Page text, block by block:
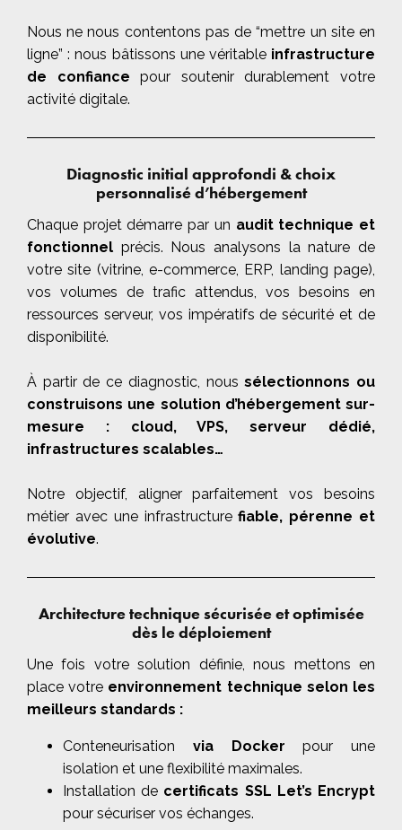
Nous ne nous contentons pas de “mettre un site en
ligne” : nous bâtissons une véritable infrastructure
de confiance pour soutenir durablement votre
activité digitale.
Diagnostic initial approfondi & choix
personnalisé d’hébergement
Chaque projet démarre par un audit technique et
fonctionnel précis. Nous analysons la nature de
votre site (vitrine, e-commerce, ERP, landing page),
vos volumes de trafic attendus, vos besoins en
ressources serveur, vos impératifs de sécurité et de
disponibilité.
À partir de ce diagnostic, noussélectionnons ou
construisons une solution d’hébergement sur-
mesure : cloud, VPS, serveur dédié,
infrastructures scalables…
Notre objectif, aligner parfaitement vos besoins
métier avec une infrastructurefiable, pérenne et
évolutive.
Architecture technique sécurisée et optimisée
dès le déploiement
Une fois votre solution définie, nous mettons en
place votre environnement technique selon les
meilleurs standards :
Conteneurisation via Docker pour une
isolation et une flexibilité maximales.
Installation de certificats SSL Let’s Encrypt
pour sécuriser vos échanges.